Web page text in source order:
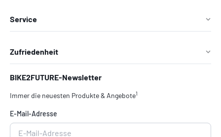
Service
Zufriedenheit
BIKE2FUTURE-Newsletter
Immer die neuesten Produkte & Angebote1
E-Mail-Adresse